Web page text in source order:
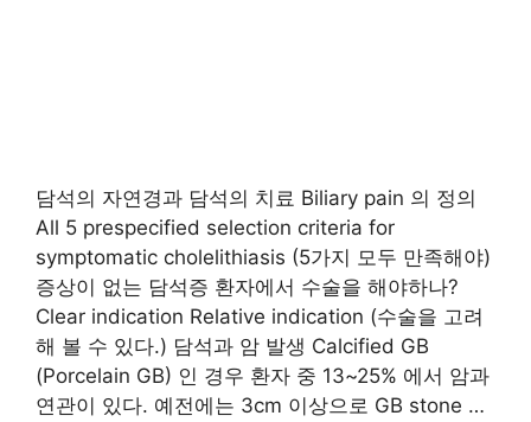
담석의 자연경과 담석의 치료 Biliary pain 의 정의
All 5 prespecified selection criteria for
symptomatic cholelithiasis (5가지 모두 만족해야)
증상이 없는 담석증 환자에서 수술을 해야하나?
Clear indication Relative indication (수술을 고려
해 볼 수 있다.) 담석과 암 발생 Calcified GB
(Porcelain GB) 인 경우 환자 중 13~25% 에서 암과
연관이 있다. 예전에는 3cm 이상으로 GB stone …